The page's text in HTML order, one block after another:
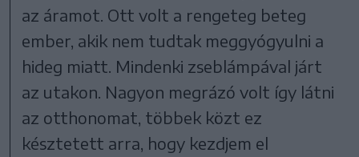
az áramot. Ott volt a rengeteg beteg
ember, akik nem tudtak meggyógyulni a
hideg miatt. Mindenki zseblámpával járt
az utakon. Nagyon megrázó volt így látni
az otthonomat, többek közt ez
késztetett arra, hogy kezdjem el